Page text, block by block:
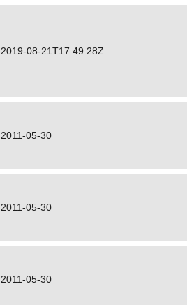
2019-08-21T17:49:28Z
2011-05-30
2011-05-30
2011-05-30